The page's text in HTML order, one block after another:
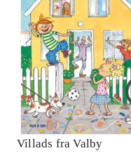
Villads fra Valby